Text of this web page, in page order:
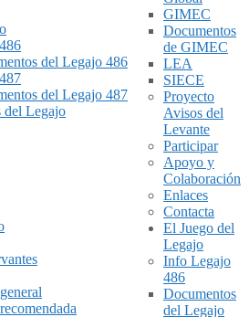
del Legajo 486
del Legajo 487
del Legajo
GIMEC
Documentos
de GIMEC
LEA
SIECE
Proyecto
Avisos del
Levante
Participar
Apoyo y
Colaboración
Enlaces
Contacta
El Juego del
Legajo
Info Legajo
486
Documentos
del Legajo